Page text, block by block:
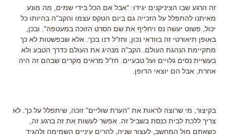
זה הרגע שבו הציניקנים יגידו: "אבל אם הכל בידי שמים, מה מונע
מאיתנו להתפלל על הזכייה גם ביום הטקס עצמו והקב"ה בהיותו כל
יכול, פשוט יעשה נס ויחליף את שם הסרט הזוכה במעטפה". ובכן,
באופן תיאורטי זה בוודאי נכון, וחז"ל דנו בכך. אלא שבפשטות לא כך
מתקיימת הנהגת העולם. הקב"ה מנהיג את העולם כדרך הטבע ולא
בעשיית נסים גלויים ועל טבעיים. חז"ל מראים מקרים שבהם זה היה
אחרת, אבל הם יוצאי הדופן.
בקיצור, מי שרוצה לראות את "הערת שוליים" זוכה, שיתפלל על כך. לא
צריך ללכת לבית כנסת בשביל זה. אפשר לעשות את זה ברגע זה,
כשאתם מול המחשב, לעצור שניה, להרים עיניים השמימה ולהגיד